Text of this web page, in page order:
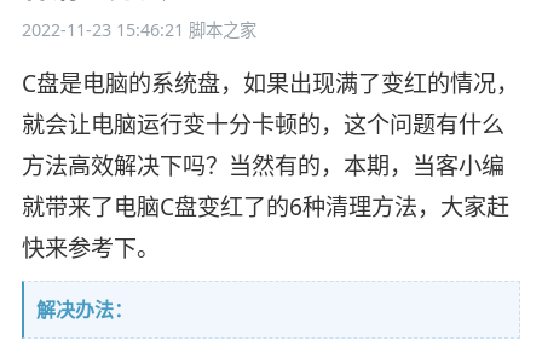
2022-11-23 15:46:21 脚本之家
C盘是电脑的系统盘，如果出现满了变红的情况，
就会让电脑运行变十分卡顿的，这个问题有什么
方法高效解决下吗？当然有的，本期，当客小编
就带来了电脑C盘变红了的6种清理方法，大家赶
快来参考下。
解决办法：